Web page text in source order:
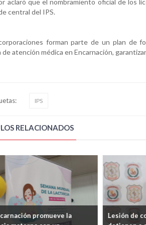
aclaró que el nombramiento oficial de los
central del IPS.
forman parte de un plan de
de atención médica en Encarnación,
IPS
RELACIONADOS
promueve la
Lesión de